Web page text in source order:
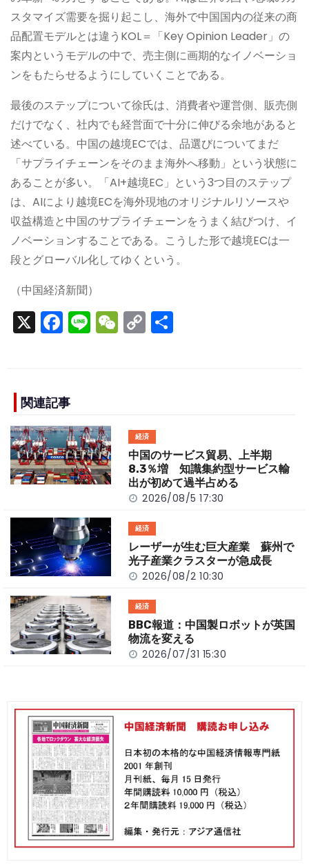
スタマイズ需要を掘り起こし、海外で中国国内の従来の商
品配置モデルとは違うKOL＝「Key Opinion Leader」の
案内というモデルの中で、売主側に画期的なイノベーショ
ンをもたらせるようにしていくことである。
最後のステップについて徐氏は、消費者や運営側、販売側
だけでなく、社内でも経営面で十分に伸びる余地があると
述べている。中国の越境ECでは、品選びについてまだ
「サプライチェーンをそのまま海外へ移動」という状態に
あることが多い。「AI+越境EC」という3つ目のステップ
は、AIにより越境ECを海外現地のオリジナルリソースや
収益構造と中国のサプライチェーンをうまく結びつけ、イ
ノベーションすることである。こうした形で越境ECは一
段とグローバル化してゆくという。
（中国経済新聞）
X F
a
e
b
o
o
k
Li
n
W
e
C
o
n
k
関連記事
経済
中国のサービス貿易、上半期
8.3％増 知識集約型サービス輸
出が初めて過半占める
2026/08/5 17:30
経済
レーザーが生む巨大産業 蘇州で
光子産業クラスターが急成長
2026/08/2 10:30
経済
BBC報道：中国製ロボットが英国
物流を変える
2026/07/31 15:30